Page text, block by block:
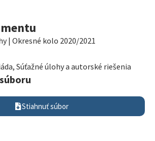
| Okresné kolo 2020/2021
, Súťažné úlohy a autorské riešenia
Stiahnuť súbor